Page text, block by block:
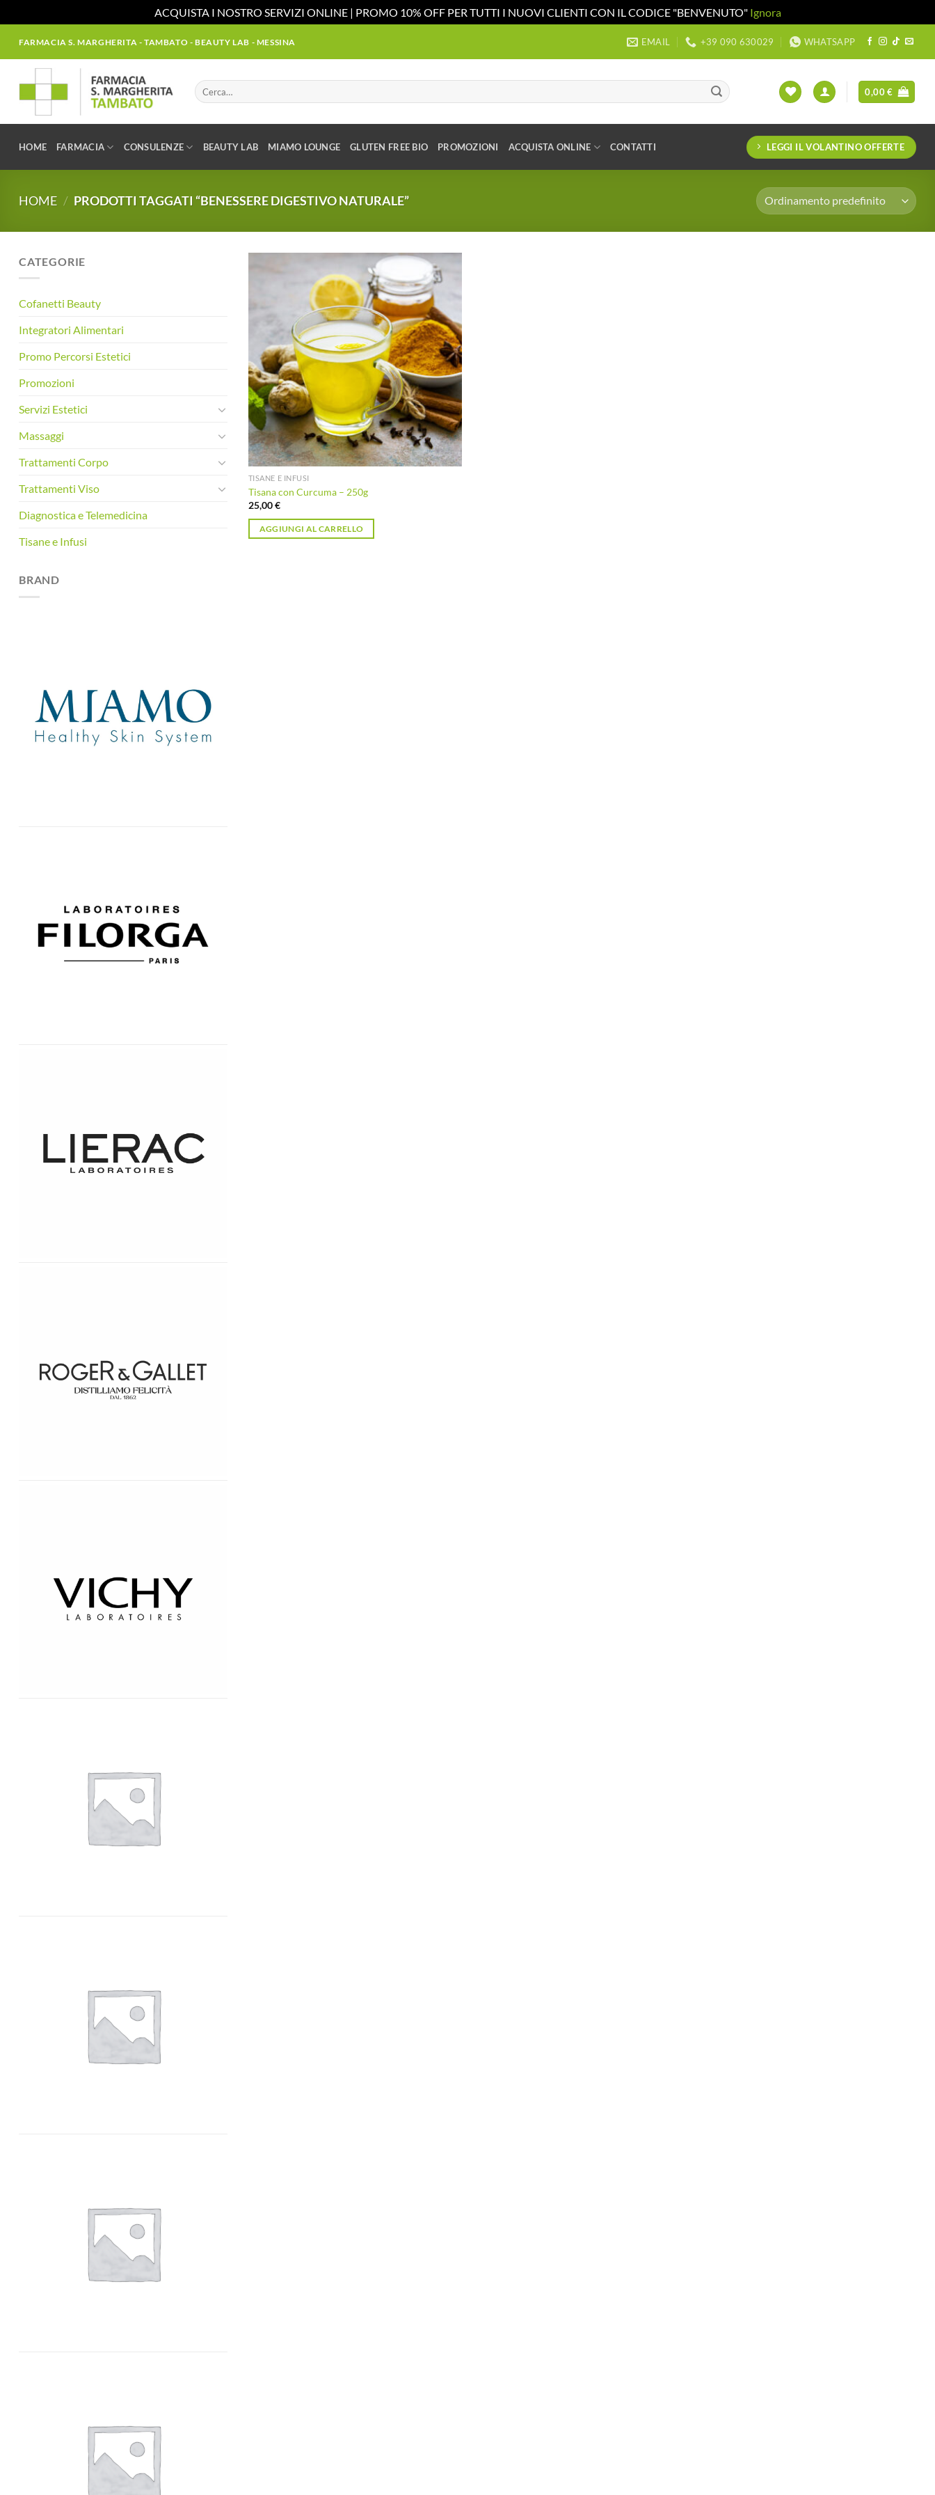
ACQUISTA I NOSTRO SERVIZI ONLINE | PROMO 10% OFF PER TUTTI I NUOVI CLIENTI CON IL CODICE "BENVENUTO" Ignora
contenuti
FARMACIA S. MARGHERITA - TAMBATO - BEAUTY LAB - MESSINA EMAIL +39 090 630029 WHATSAPP
Cerca:
0,00€
HOME FARMACIA CONSULENZE BEAUTY LAB MIAMO LOUNGE GLUTEN FREE BIO PROMOZIONI ACQUISTA ONLINE CONTATTI LEGGI IL VOLANTINO OFFERTE
HOME / PRODOTTI TAGGATI “BENESSERE DIGESTIVO NATURALE”
CATEGORIE
Cofanetti Beauty
Integratori Alimentari
Promo Percorsi Estetici
Promozioni
Servizi Estetici
Massaggi
Trattamenti Corpo
Trattamenti Viso
Diagnostica e Telemedicina
Tisane e Infusi
BRAND
Aggiungi
alla lista
dei
desideri
TISANE E INFUSI
Tisana con Curcuma – 250g
25,00€
AGGIUNGI AL CARRELLO